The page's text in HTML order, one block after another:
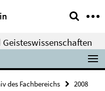
des Fachbereichs
2008